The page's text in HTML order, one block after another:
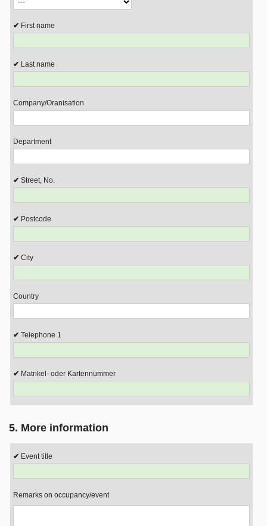
First name
Last name
Company/Oranisation
Department
Street, No.
Postcode
City
Country
Telephone 1
Matrikel- oder Kartennummer
5. More information
Event title
Remarks on occupancy/event